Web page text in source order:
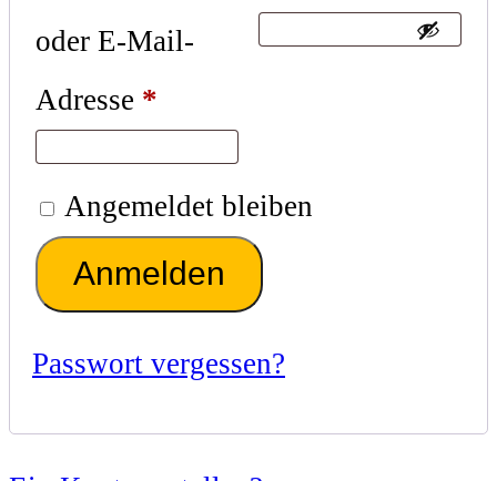
oder E-Mail-
Adresse *
Angemeldet bleiben
Anmelden
Passwort vergessen?